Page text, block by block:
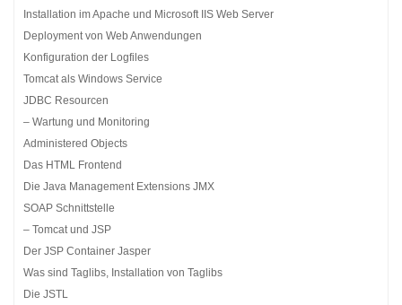
Installation im Apache und Microsoft IIS Web Server
Deployment von Web Anwendungen
Konfiguration der Logfiles
Tomcat als Windows Service
JDBC Resourcen
– Wartung und Monitoring
Administered Objects
Das HTML Frontend
Die Java Management Extensions JMX
SOAP Schnittstelle
– Tomcat und JSP
Der JSP Container Jasper
Was sind Taglibs, Installation von Taglibs
Die JSTL